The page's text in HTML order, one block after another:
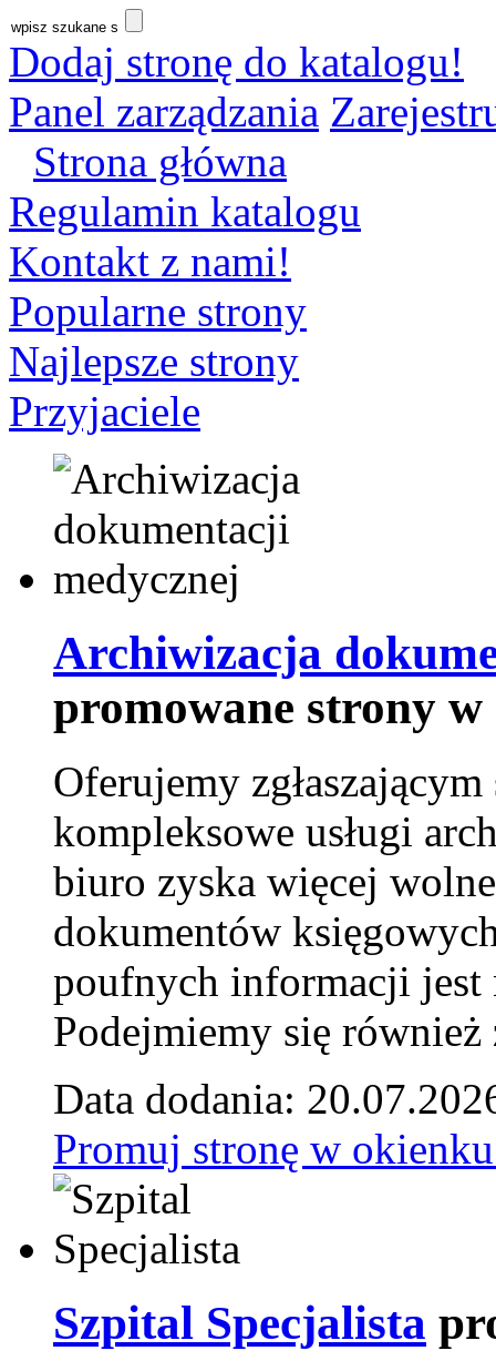
Dodaj stronę do katalogu!
Panel zarządzania
Strona główna
Regulamin katalogu
Kontakt z nami!
Popularne strony
Najlepsze strony
Przyjaciele
Archiwizacja
promowane strony
Oferujemy
kompleksowe usługi
biuro zyska więcej
dokumentów
poufnych informacji jest
Podejmiemy się
Data dodania:
Promuj stronę w
Szpital Specjalista